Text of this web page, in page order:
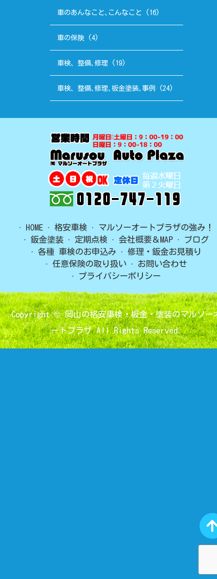
車のあんなこと､こんなこと (16)
車の保険(4)
車検、整備､修理 (19)
車検、整備､修理､板金塗装､事例 (24)
HOME 格安車検
マルソーオートプラザの強み！
鈑金塗装
定期点検 会社概要＆MAP
ブログ
各種 車検のお申込み
修理・鈑金お見積り
任意保険の取り扱い
お問い合わせ
プライバシーポリシー
Copyright ©岡山の格安車検・板金・塗装のマルソー
ートプラザAll Rights Reserved.